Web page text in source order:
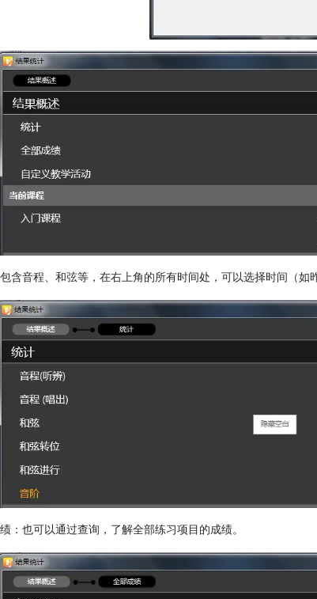
含音程、和弦等，在右上角的所有时间处，可以选择时间（如
：也可以通过查询，了解全部练习项目的成绩。